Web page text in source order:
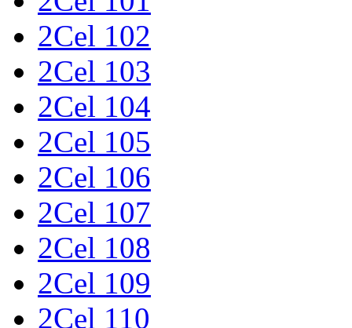
2Cel 102
2Cel 103
2Cel 104
2Cel 105
2Cel 106
2Cel 107
2Cel 108
2Cel 109
2Cel 110